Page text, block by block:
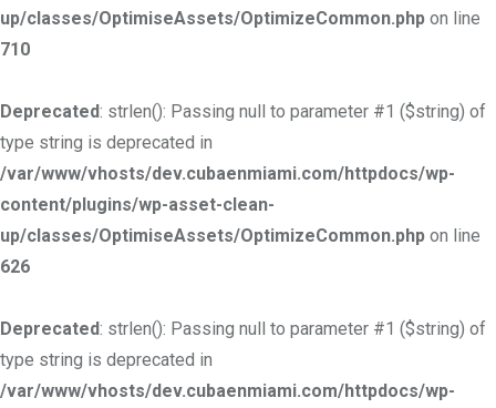
up/classes/OptimiseAssets/OptimizeCommon.php on line
710
Deprecated: strlen(): Passing null to parameter #1 ($string) of
type string is deprecated in
/var/www/vhosts/dev.cubaenmiami.com/httpdocs/wp-
content/plugins/wp-asset-clean-
up/classes/OptimiseAssets/OptimizeCommon.php on line
626
Deprecated: strlen(): Passing null to parameter #1 ($string) of
type string is deprecated in
/var/www/vhosts/dev.cubaenmiami.com/httpdocs/wp-